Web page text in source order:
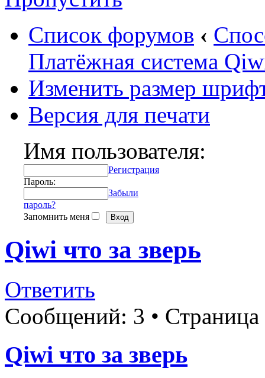
Список форумов ‹
Платёжная система
Изменить размер
Версия для печати
Имя пользователя:
Регистрация
Пароль:
Забыли
пароль?
Запомнить меня
Qiwi что за зверь
Ответить
Сообщений: 3 • Страница
Qiwi что за зверь